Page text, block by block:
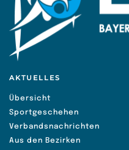
AKTUELLES
Übersicht
Sportgeschehen
Verbandsnachrichten
Aus den Bezirken